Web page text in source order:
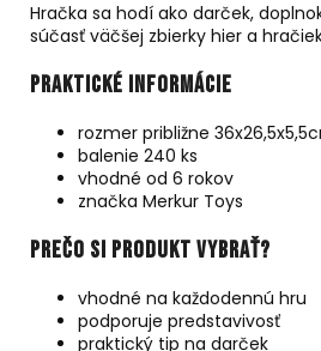
Hračka sa hodí ako darček,
súčasť väčšej zbierky hier a
Praktické informácie
rozmer približne
balenie 240 ks
vhodné od 6 rokov
značka Merkur Toys
Prečo si produkt vybrať?
vhodné na každodennú hru
podporuje predstavivosť
praktický tip na darček